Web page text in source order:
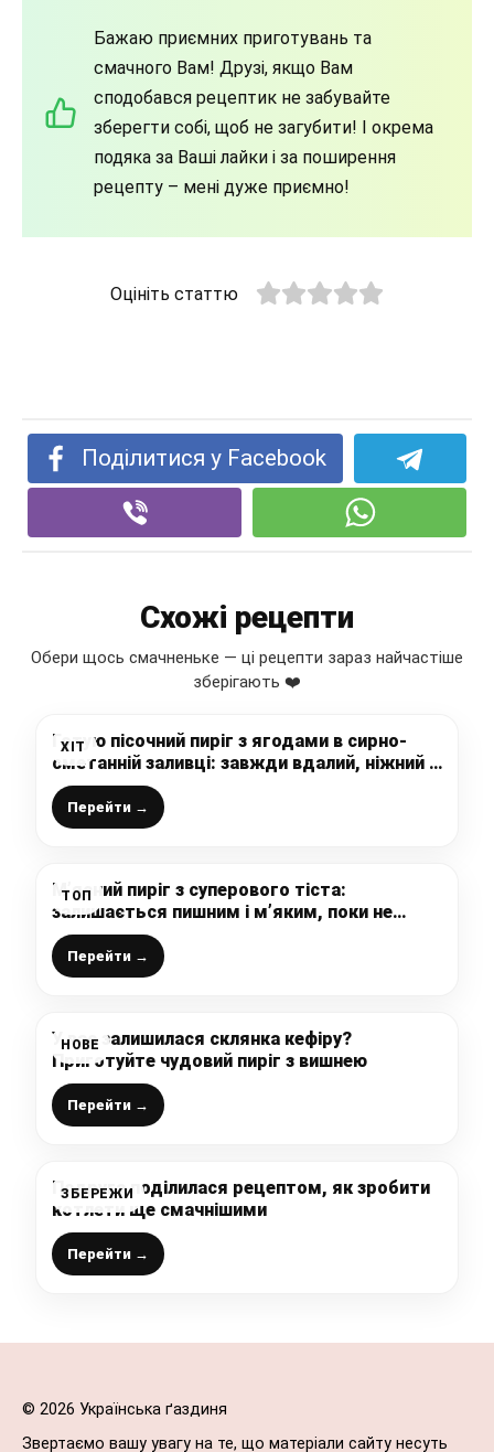
Бажаю приємних приготувань та
смачного Вам! Друзі, якщо Вам
сподобався рецептик не забувайте
зберегти собі, щоб не загубити! І окрема
подяка за Ваші лайки і за поширення
рецепту – мені дуже приємно!
Оцініть статтю
Поділитися у Facebook
Схожі рецепти
Обери щось смачненьке — ці рецепти зараз найчастіше
зберігають ❤️
ХІТ
Готую пісочний пиріг з ягодами в сирно-
сметанній заливці: завжди вдалий, ніжний і
неймовірно смачний рецепт випічки до чаю
Перейти →
ТОП
М’ясний пиріг з суперового тіста:
залишається пишним і м’яким, поки не
закінчиться, це тісто вас приємно здивує
Перейти →
НОВЕ
У вас залишилася склянка кефіру?
Приготуйте чудовий пиріг з вишнею
Перейти →
ЗБЕРЕЖИ
Подруга поділилася рецептом, як зробити
котлети ще смачнішими
Перейти →
© 2026 Українська ґаздиня
Звертаємо вашу увагу на те, що матеріали сайту несуть